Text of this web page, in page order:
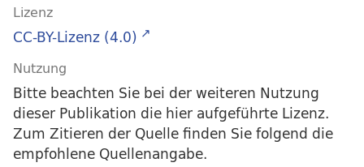
Lizenz
CC-BY-Lizenz (4.0)
Nutzung
Bitte beachten Sie bei der weiteren Nutzung
dieser Publikation die hier aufgeführte Lizenz.
Zum Zitieren der Quelle finden Sie folgend die
empfohlene Quellenangabe.